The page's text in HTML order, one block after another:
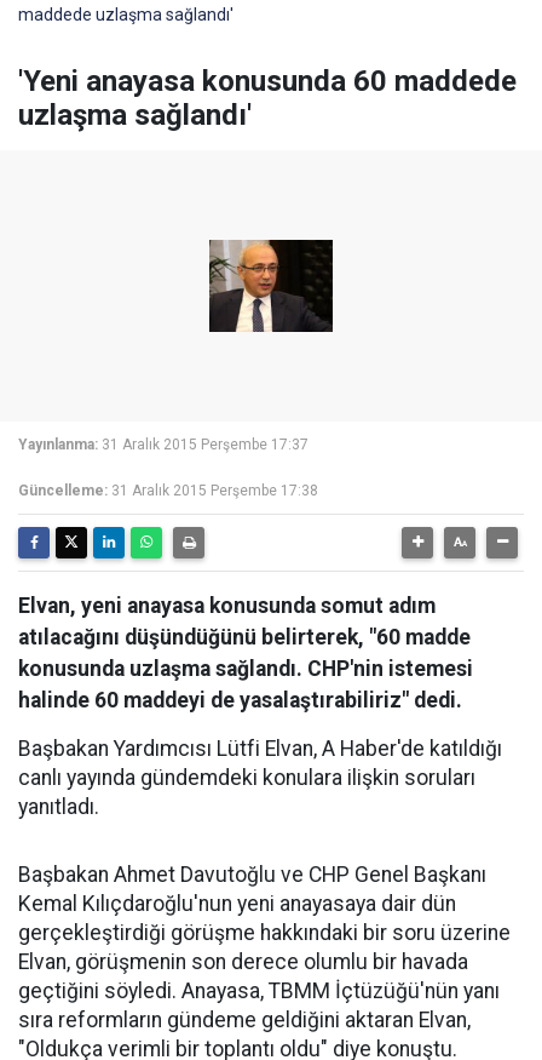
maddede uzlaşma sağlandı'
'Yeni anayasa konusunda 60 maddede
uzlaşma sağlandı'
Yayınlanma: 31 Aralık 2015 Perşembe 17:37
Güncelleme: 31 Aralık 2015 Perşembe 17:38
Elvan, yeni anayasa konusunda somut adım
atılacağını düşündüğünü belirterek, "60 madde
konusunda uzlaşma sağlandı. CHP'nin istemesi
halinde 60 maddeyi de yasalaştırabiliriz" dedi.
Başbakan Yardımcısı Lütfi Elvan, A Haber'de katıldığı
canlı yayında gündemdeki konulara ilişkin soruları
yanıtladı.
Başbakan Ahmet Davutoğlu ve CHP Genel Başkanı
Kemal Kılıçdaroğlu'nun yeni anayasaya dair dün
gerçekleştirdiği görüşme hakkındaki bir soru üzerine
Elvan, görüşmenin son derece olumlu bir havada
geçtiğini söyledi. Anayasa, TBMM İçtüzüğü'nün yanı
sıra reformların gündeme geldiğini aktaran Elvan,
"Oldukça verimli bir toplantı oldu" diye konuştu.